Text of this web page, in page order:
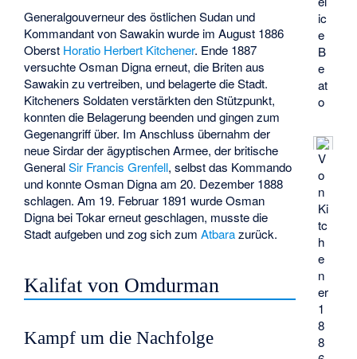
ic
e
B
e
at
o
V
o
n
Ki
tc
h
e
n
er
1
8
8
Generalgouverneur des östlichen Sudan und
Kommandant von Sawakin wurde im August 1886
Oberst Horatio Herbert Kitchener. Ende 1887
versuchte Osman Digna erneut, die Briten aus
Sawakin zu vertreiben, und belagerte die Stadt.
Kitcheners Soldaten verstärkten den Stützpunkt,
konnten die Belagerung beenden und gingen zum
Gegenangriff über. Im Anschluss übernahm der
neue Sirdar der ägyptischen Armee, der britische
GeneralSir Francis Grenfell, selbst das Kommando
und konnte Osman Digna am 20. Dezember 1888
schlagen. Am 19. Februar 1891 wurde Osman
Digna bei Tokar erneut geschlagen, musste die
Stadt aufgeben und zog sich zumAtbarazurück.
Kalifat von Omdurman
Kampf um die Nachfolge